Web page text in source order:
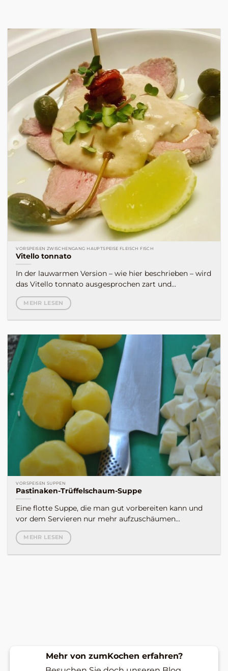
VORSPEISEN ZWISCHENGANG HAUPTSPEISE FLEISCH FISCH
Vitello tonnato
In der lauwarmen Version – wie hier beschrieben – wird
das Vitello tonnato ausgesprochen zart und...
MEHR LESEN
VORSPEISEN SUPPEN
Pastinaken-Trüffelschaum-Suppe
Eine flotte Suppe, die man gut vorbereiten kann und
vor dem Servieren nur mehr aufzuschäumen...
MEHR LESEN
Mehr von zumKochen erfahren?